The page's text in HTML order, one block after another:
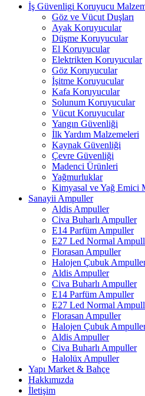
İş Güvenligi Koruyucu
Göz ve Vücut Duşları
Ayak Koruyucular
Düşme Koruyucular
El Koruyucular
Elektrikten Koruyucular
Göz Koruyucular
İşitme Koruyucular
Kafa Koruyucular
Solunum Koruyucular
Vücut Koruyucular
Yangın Güvenliği
İlk Yardım Malzemeleri
Kaynak Güvenliği
Çevre Güvenliği
Madenci Ürünleri
Yağmurluklar
Kimyasal ve Yağ Emici
Sanayii Ampuller
Aldis Ampuller
Civa Buharlı Ampuller
E14 Parfüm Ampuller
E27 Led Normal
Florasan Ampuller
Halojen Çubuk
Aldis Ampuller
Civa Buharlı Ampuller
E14 Parfüm Ampuller
E27 Led Normal
Florasan Ampuller
Halojen Çubuk
Aldis Ampuller
Civa Buharlı Ampuller
Halolüx Ampuller
Yapı Market & Bahçe
Hakkımızda
İletişim